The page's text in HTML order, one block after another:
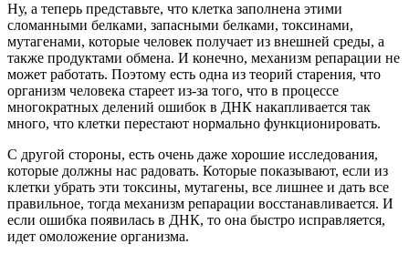
Ну, а теперь представьте, что клетка заполнена этими
сломанными белками, запасными белками, токсинами,
мутагенами, которые человек получает из внешней среды, а
также продуктами обмена. И конечно, механизм репарации не
может работать. Поэтому есть одна из теорий старения, что
организм человека стареет из-за того, что в процессе
многократных делений ошибок в ДНК накапливается так
много, что клетки перестают нормально функционировать.
С другой стороны, есть очень даже хорошие исследования,
которые должны нас радовать. Которые показывают, если из
клетки убрать эти токсины, мутагены, все лишнее и дать все
правильное, тогда механизм репарации восстанавливается. И
если ошибка появилась в ДНК, то она быстро исправляется,
идет омоложение организма.